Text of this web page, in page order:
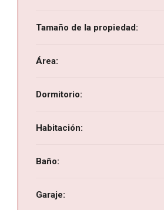
Tamaño de la propiedad:
Área:
Dormitorio:
Habitación:
Baño:
Garaje: